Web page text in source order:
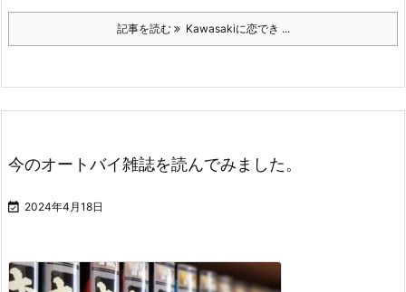
記事を読む Kawasakiに恋でき ...
今のオートバイ雑誌を読んでみました。
 2024年4月18日